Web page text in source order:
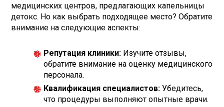
медицинских центров, предлагающих капельницы
детокс. Но как выбрать подходящее место? Обратите
внимание на следующие аспекты:
Репутация клиники: Изучите отзывы,
обратите внимание на оценку медицинского
персонала.
Квалификация специалистов: Убедитесь,
что процедуры выполняют опытные врачи.